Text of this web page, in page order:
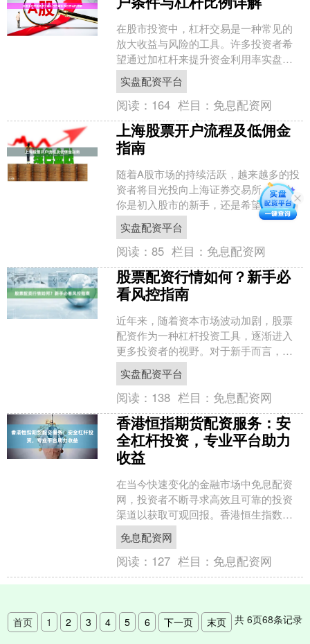
在股市投资中，杠杆交易是一种常见的
放大收益与风险的工具。许多投资者希
望通过加杠杆来提升资金利用率实盘配
资平台，但对于新手来说，最关心的问
题往往是：**炒股加杠杆....
实盘配资平台
阅读： 164 栏目： 免息配资网
上海股票开户流程及低佣金
指南
随着A股市场的持续活跃，越来越多的投
资者将目光投向上海证券交易所。无论
你是初入股市的新手，还是希望降低交
易成本的老股民，了解上海股票开户流
程及如何获取低佣金实盘....
实盘配资平台
阅读：85 栏目： 免息配资网
股票配资行情如何？新手必
看风控指南
近年来，随着资本市场波动加剧，股票
配资作为一种杠杆投资工具，逐渐进入
更多投资者的视野。对于新手而言，了
解当前股票配资行情并掌握必要的风控
策略，是避免踩坑、实现稳....
实盘配资平台
阅读： 138 栏目： 免息配资网
香港恒指期货配资服务：安
全杠杆投资，专业平台助力
收益
在当今快速变化的金融市场中免息配资
网，投资者不断寻求高效且可靠的投资
渠道以获取可观回报。香港恒生指数期
货（恒指期货）作为亚洲最具流动性和
影响力的金融衍生品之一，....
免息配资网
阅读： 127 栏目： 免息配资网
首页 1 2 3 4 5 6 下一页 末页 共6页68条记录